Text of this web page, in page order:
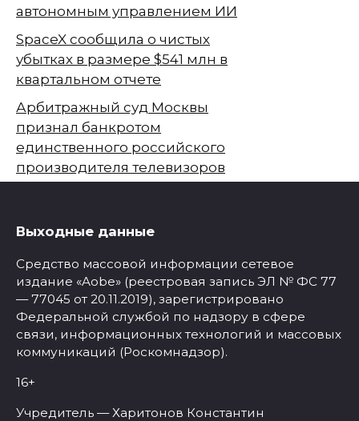
автономным управлением ИИ
SpaceX сообщила о чистых
убытках в размере $541 млн в
квартальном отчете
Арбитражный суд Москвы
признал банкротом
единственного российского
производителя телевизоров
Выходные данные
Средство массовой информации сетевое
издание «Aobe» (реестровая запись ЭЛ № ФС 77
— 77045 от 20.11.2019), зарегистрировано
Федеральной службой по надзору в сфере
связи, информационных технологий и массовых
коммуникаций (Роскомнадзор).
16+
Учредитель — Харитонов Константин